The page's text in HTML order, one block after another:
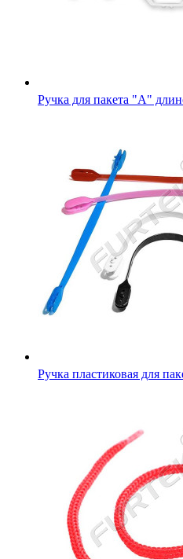
Ручка для пакета "А"
Ручка пластиковая для